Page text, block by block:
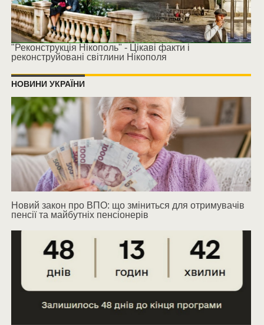
"Реконструкція Нікополь" - Цікаві факти і
реконструйовані світлини Нікополя
НОВИНИ УКРАЇНИ
Новий закон про ВПО: що зміниться для отримувачів
пенсії та майбутніх пенсіонерів